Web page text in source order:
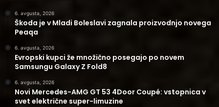
6. avgusta, 2026
Škoda je v Mladi Boleslavi zagnala proizvodnjo novega
Peaqa
6. avgusta, 2026
Evropski kupci že množično posegajo po novem
Samsungu Galaxy Z Fold8
6. avgusta, 2026
Novi Mercedes-AMG GT 53 4Door Coupé: vstopnica v
svet električne super-limuzine